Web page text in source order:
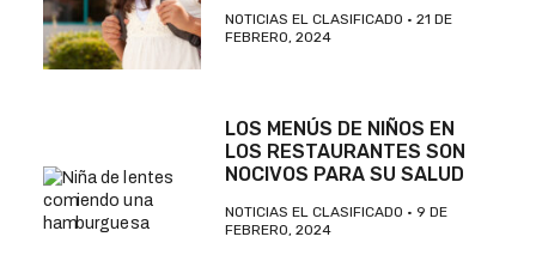
NOTICIAS EL CLASIFICADO
21 DE
FEBRERO, 2024
LOS MENÚS DE NIÑOS EN
LOS RESTAURANTES SON
NOCIVOS PARA SU SALUD
NOTICIAS EL CLASIFICADO
9 DE
FEBRERO, 2024